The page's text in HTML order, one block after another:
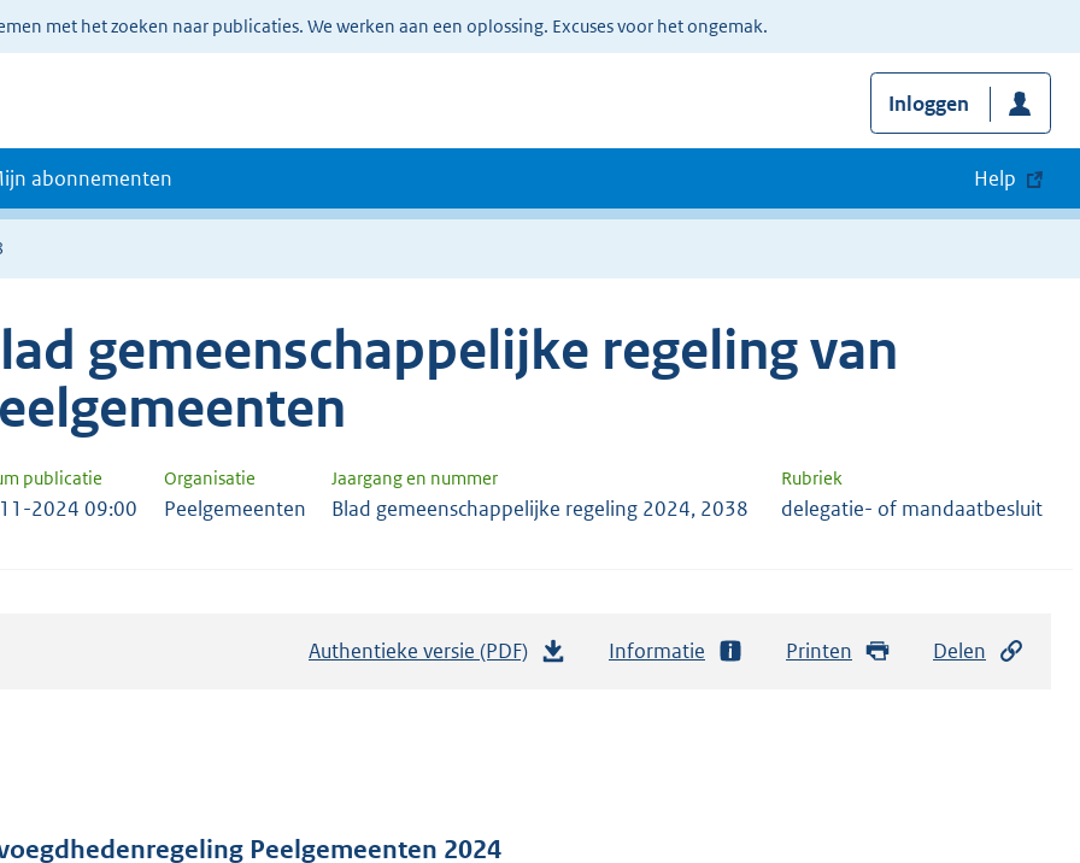
met het zoeken naar publicaties. We werken aan een oplossing. Excuses voor het ongemak.
Inloggen
abonnementen Help
gemeenschappelijke regeling van
publicatie Organisatie Jaargang en nummer Rubriek
2024 09:00 Peelgemeenten Blad gemeenschappelijke regeling 2024, 2038 delegatie- of mandaatbesluit
Authentieke versie (PDF) Informatie Printen Delen
Peelgemeenten 2024